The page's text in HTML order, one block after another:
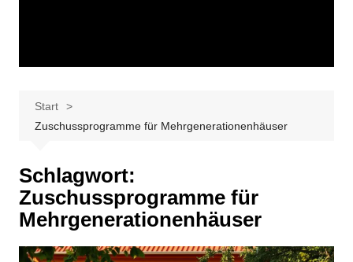
Start
Zuschussprogramme für Mehrgenerationenhäuser
Schlagwort:
Zuschussprogramme für
Mehrgenerationenhäuser